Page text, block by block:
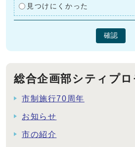
見つけにくかった
確認
総合企画部シティプ
市制施行70周年
お知らせ
市の紹介